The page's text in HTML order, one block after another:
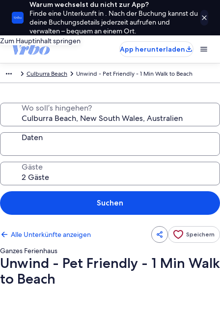
Warum wechselst du nicht zur App?
Finde eine Unterkunft in . Nach der Buchung kannst du
deine Buchungsdetails jederzeit aufrufen und
verwalten – bequem an einem Ort.
Zum Hauptinhalt springen
App herunterladen
Culburra Beach Unwind - Pet Friendly - 1 Min Walk to Beach
Wo soll’s hingehen?
Daten
Gäste
Suchen
Alle Unterkünfte anzeigen Speichern
Ganzes Ferienhaus
Unwind - Pet Friendly - 1 Min Walk
to Beach